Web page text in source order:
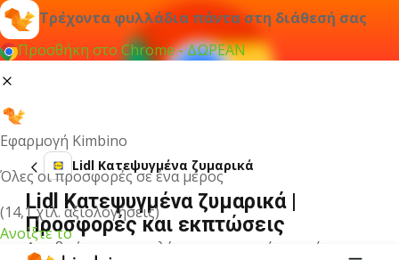
Τρέχοντα φυλλάδια πάντα στη διάθεσή σας
Προσθήκη στο Chrome - ΔΩΡΕΑΝ
Εφαρμογή Kimbino
Όλες οι προσφορές σε ένα μέρος
(14,1 χιλ. αξιολογήσεις)
Ανοίξτε το
Lidl Κατεψυγμένα ζυμαρικά
Lidl Κατεψυγμένα ζυμαρικά |
Προσφορές και εκπτώσεις
Δεν βρήκαμε αποτελέσματα για αυτόν τον όρο.